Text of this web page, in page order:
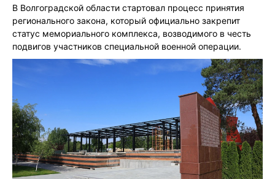
В Волгоградской области стартовал процесс принятия
регионального закона, который официально закрепит
статус мемориального комплекса, возводимого в честь
подвигов участников специальной военной операции.